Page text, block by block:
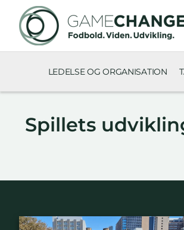
LEDELSE OG ORGANISATION
Spillets